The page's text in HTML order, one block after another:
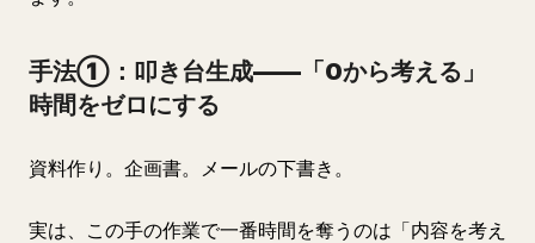
手法①：叩き台生成——「0から考える」
時間をゼロにする
資料作り。企画書。メールの下書き。
実は、この手の作業で一番時間を奪うのは「内容を考え